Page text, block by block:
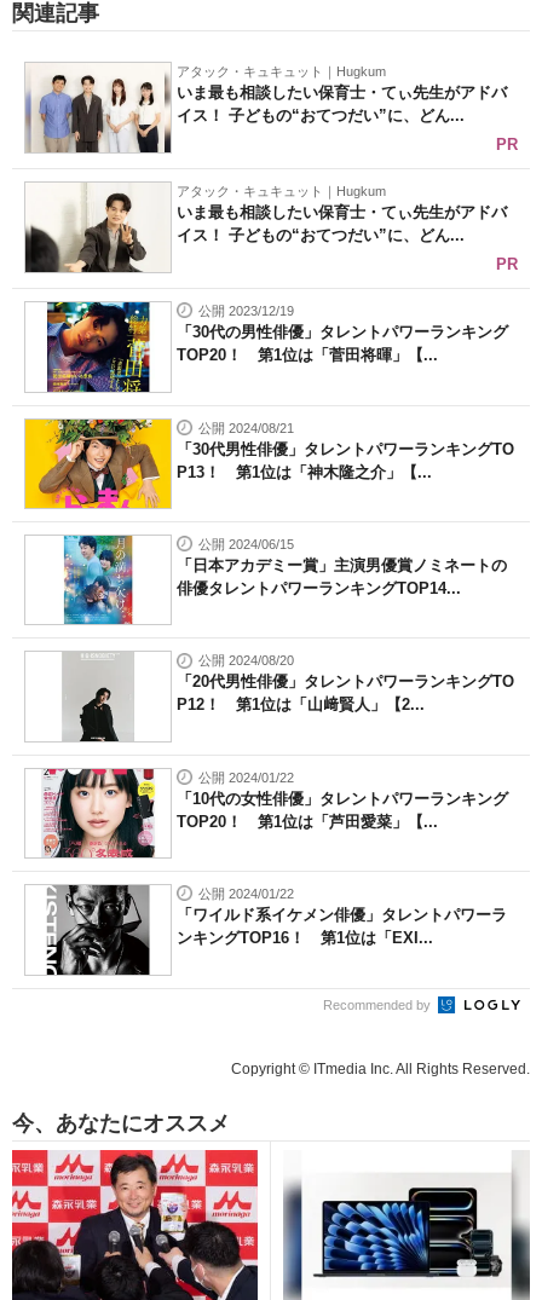
関連記事
アタック・キュキュット｜Hugkum
いま最も相談したい保育士・てぃ先生がアドバ
イス！ 子どもの“おてつだい”に、どん...
PR
アタック・キュキュット｜Hugkum
いま最も相談したい保育士・てぃ先生がアドバ
イス！ 子どもの“おてつだい”に、どん...
PR
公開 2023/12/19
「30代の男性俳優」タレントパワーランキング
TOP20！ 第1位は「菅田将暉」【...
公開 2024/08/21
「30代男性俳優」タレントパワーランキングTO
P13！ 第1位は「神木隆之介」【...
公開 2024/06/15
「日本アカデミー賞」主演男優賞ノミネートの
俳優タレントパワーランキングTOP14...
公開 2024/08/20
「20代男性俳優」タレントパワーランキングTO
P12！ 第1位は「山﨑賢人」【2...
公開 2024/01/22
「10代の女性俳優」タレントパワーランキング
TOP20！ 第1位は「芦田愛菜」【...
公開 2024/01/22
「ワイルド系イケメン俳優」タレントパワーラ
ンキングTOP16！ 第1位は「EXI...
Recommended by
Copyright © ITmedia Inc. All Rights Reserved.
今、あなたにオススメ